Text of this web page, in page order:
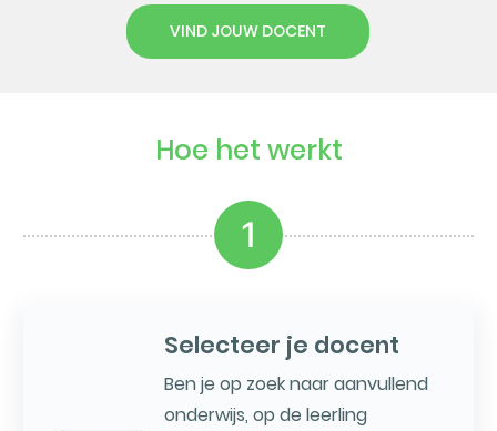
VIND JOUW DOCENT
Hoe het werkt
1
Selecteer je docent
Ben je op zoek naar aanvullend
onderwijs, op de leerling